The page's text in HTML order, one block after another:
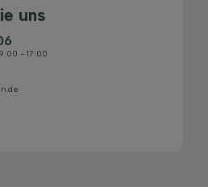
uns
- 17:00